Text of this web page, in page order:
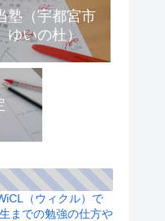
塾（宇都宮市
ゆいの杜）
（ウィクル）で
までの勉強の仕方や